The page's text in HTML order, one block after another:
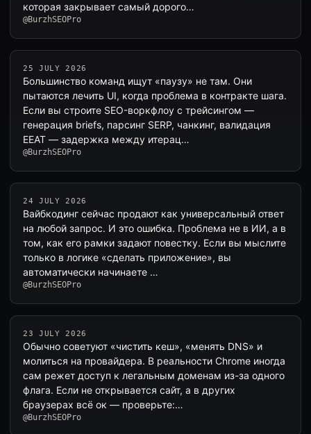
которая закрывает самый дорого…
@BurzhSEOPro
25 JULY 2026
Большинство команд ищут «паузу» не там. Они
пытаются лечить UI, когда проблема в контракте шага.
Если вы строите SEO-воркфлоу с трейсингом —
генерация briefs, парсинг SERP, чанкинг, валидация
EEAT — задержка между итерац…
@BurzhSEOPro
24 JULY 2026
Вайбкодинг сейчас продают как универсальный ответ
на любой запрос. И это ошибка. Проблема не в ИИ, а в
том, как его рамки задают повестку. Если вы мыслите
только в логике «сделать приложение», вы
автоматически начинаете …
@BurzhSEOPro
23 JULY 2026
Обычно советуют «чистить кеш», «менять DNS» и
молиться на провайдера. В реальности Chrome иногда
сам режет доступ к легальным доменам из-за одного
флага. Если не открывается сайт, а в других
браузерах всё ок — проверьте:…
@BurzhSEOPro